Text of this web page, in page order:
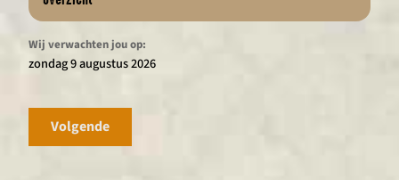
Volgende
Wij verwachten jou op:
zondag 9 augustus 2026